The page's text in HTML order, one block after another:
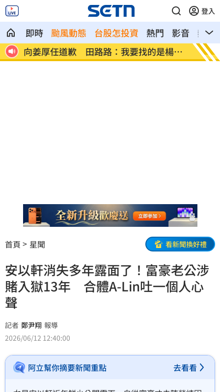
登入
即時 颱風動態 台股怎投資 熱門 影音
熱搜
光
男傳訊醫院粉專「殺死掛號小姐」辯忘吃
藥
晚飯
首頁 星聞 看新聞換好禮
安以軒消失多年露面了！富豪老公涉
賭入獄13年 合體A-Lin吐一個人心
聲
記者 鄭尹翔 報導
2026/06/12 12:40:00
阿立幫你摘要新聞重點 去看看